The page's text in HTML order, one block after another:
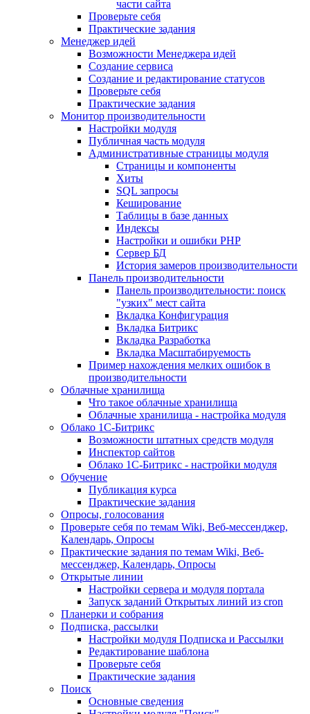
части сайта
Проверьте себя
Практические задания
Менеджер идей
Возможности Менеджера идей
Создание сервиса
Создание и редактирование статусов
Проверьте себя
Практические задания
Монитор производительности
Настройки модуля
Публичная часть модуля
Административные страницы модуля
Страницы и компоненты
Хиты
SQL запросы
Кеширование
Таблицы в базе данных
Индексы
Настройки и ошибки PHP
Сервер БД
История замеров производительности
Панель производительности
Панель производительности: поиск
"узких" мест сайта
Вкладка Конфигурация
Вкладка Битрикс
Вкладка Разработка
Вкладка Масштабируемость
Пример нахождения мелких ошибок в
производительности
Облачные хранилища
Что такое облачные хранилища
Облачные хранилища - настройка модуля
Облако 1С-Битрикс
Возможности штатных средств модуля
Инспектор сайтов
Облако 1С-Битрикс - настройки модуля
Обучение
Публикация курса
Практические задания
Опросы, голосования
Проверьте себя по темам Wiki, Веб-мессенджер,
Календарь, Опросы
Практические задания по темам Wiki, Веб-
мессенджер, Календарь, Опросы
Открытые линии
Настройки сервера и модуля портала
Запуск заданий Открытых линий из cron
Планерки и собрания
Подписка, рассылки
Настройки модуля Подписка и Рассылки
Редактирование шаблона
Проверьте себя
Практические задания
Поиск
Основные сведения